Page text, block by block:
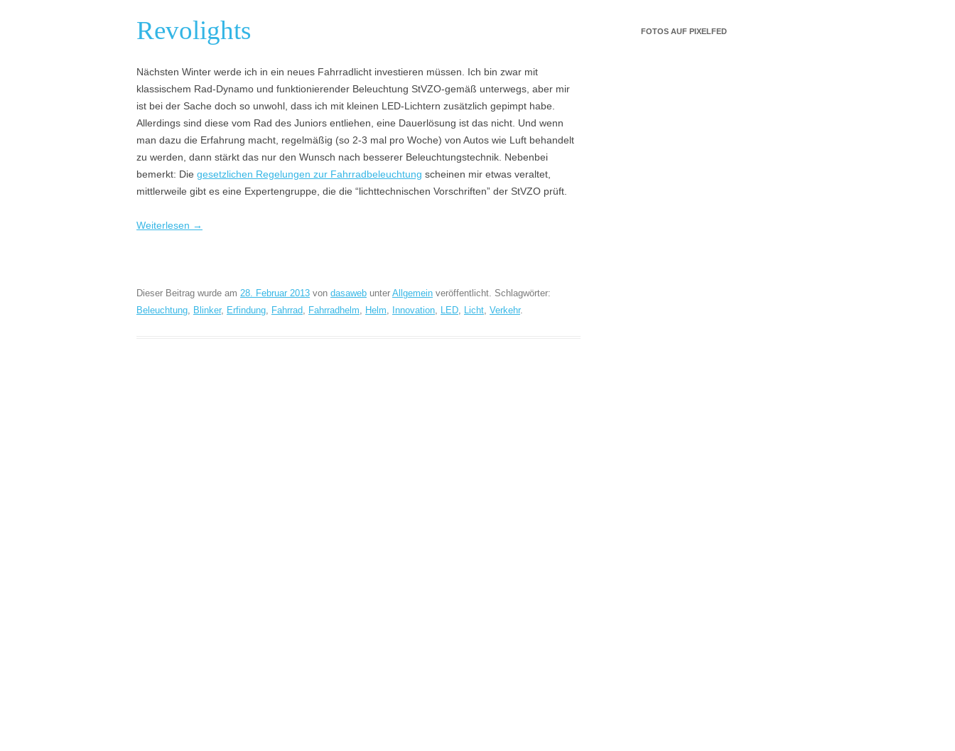
Revolights
Nächsten Winter werde ich in ein neues Fahrradlicht investieren müssen. Ich bin zwar mit
klassischem Rad-Dynamo und funktionierender Beleuchtung StVZO-gemäß unterwegs, aber mir
ist bei der Sache doch so unwohl, dass ich mit kleinen LED-Lichtern zusätzlich gepimpt habe.
Allerdings sind diese vom Rad des Juniors entliehen, eine Dauerlösung ist das nicht. Und wenn
man dazu die Erfahrung macht, regelmäßig (so 2-3 mal pro Woche) von Autos wie Luft behandelt
zu werden, dann stärkt das nur den Wunsch nach besserer Beleuchtungstechnik. Nebenbei
bemerkt: Die gesetzlichen Regelungen zur Fahrradbeleuchtung scheinen mir etwas veraltet,
mittlerweile gibt es eine Expertengruppe, die die “lichttechnischen Vorschriften” der StVZO prüft.
Weiterlesen →
Dieser Beitrag wurde am 28. Februar 2013 von dasaweb unter Allgemein veröffentlicht. Schlagwörter:
Beleuchtung, Blinker, Erfindung, Fahrrad, Fahrradhelm, Helm, Innovation, LED, Licht, Verkehr.
FOTOS AUF PIXELFED